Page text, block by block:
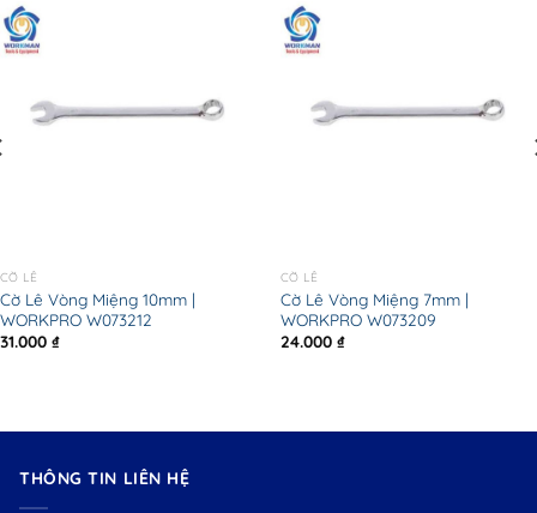
CỜ LÊ
Cờ Lê Vòng Miệng 10mm |
WORKPRO W073212
31.000 ₫
CỜ LÊ
Cờ Lê Vòng Miệng 7mm |
WORKPRO W073209
24.000 ₫
THÔNG TIN LIÊN HỆ